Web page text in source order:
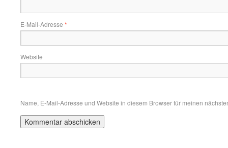
E-Mail-Adresse *
Website
Name, E-Mail-Adresse und Website in diesem Browser für meinen